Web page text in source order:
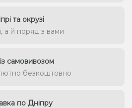
та окрузі
а й поряд з вами
самовивозом
безкоштовно
по Дніпру